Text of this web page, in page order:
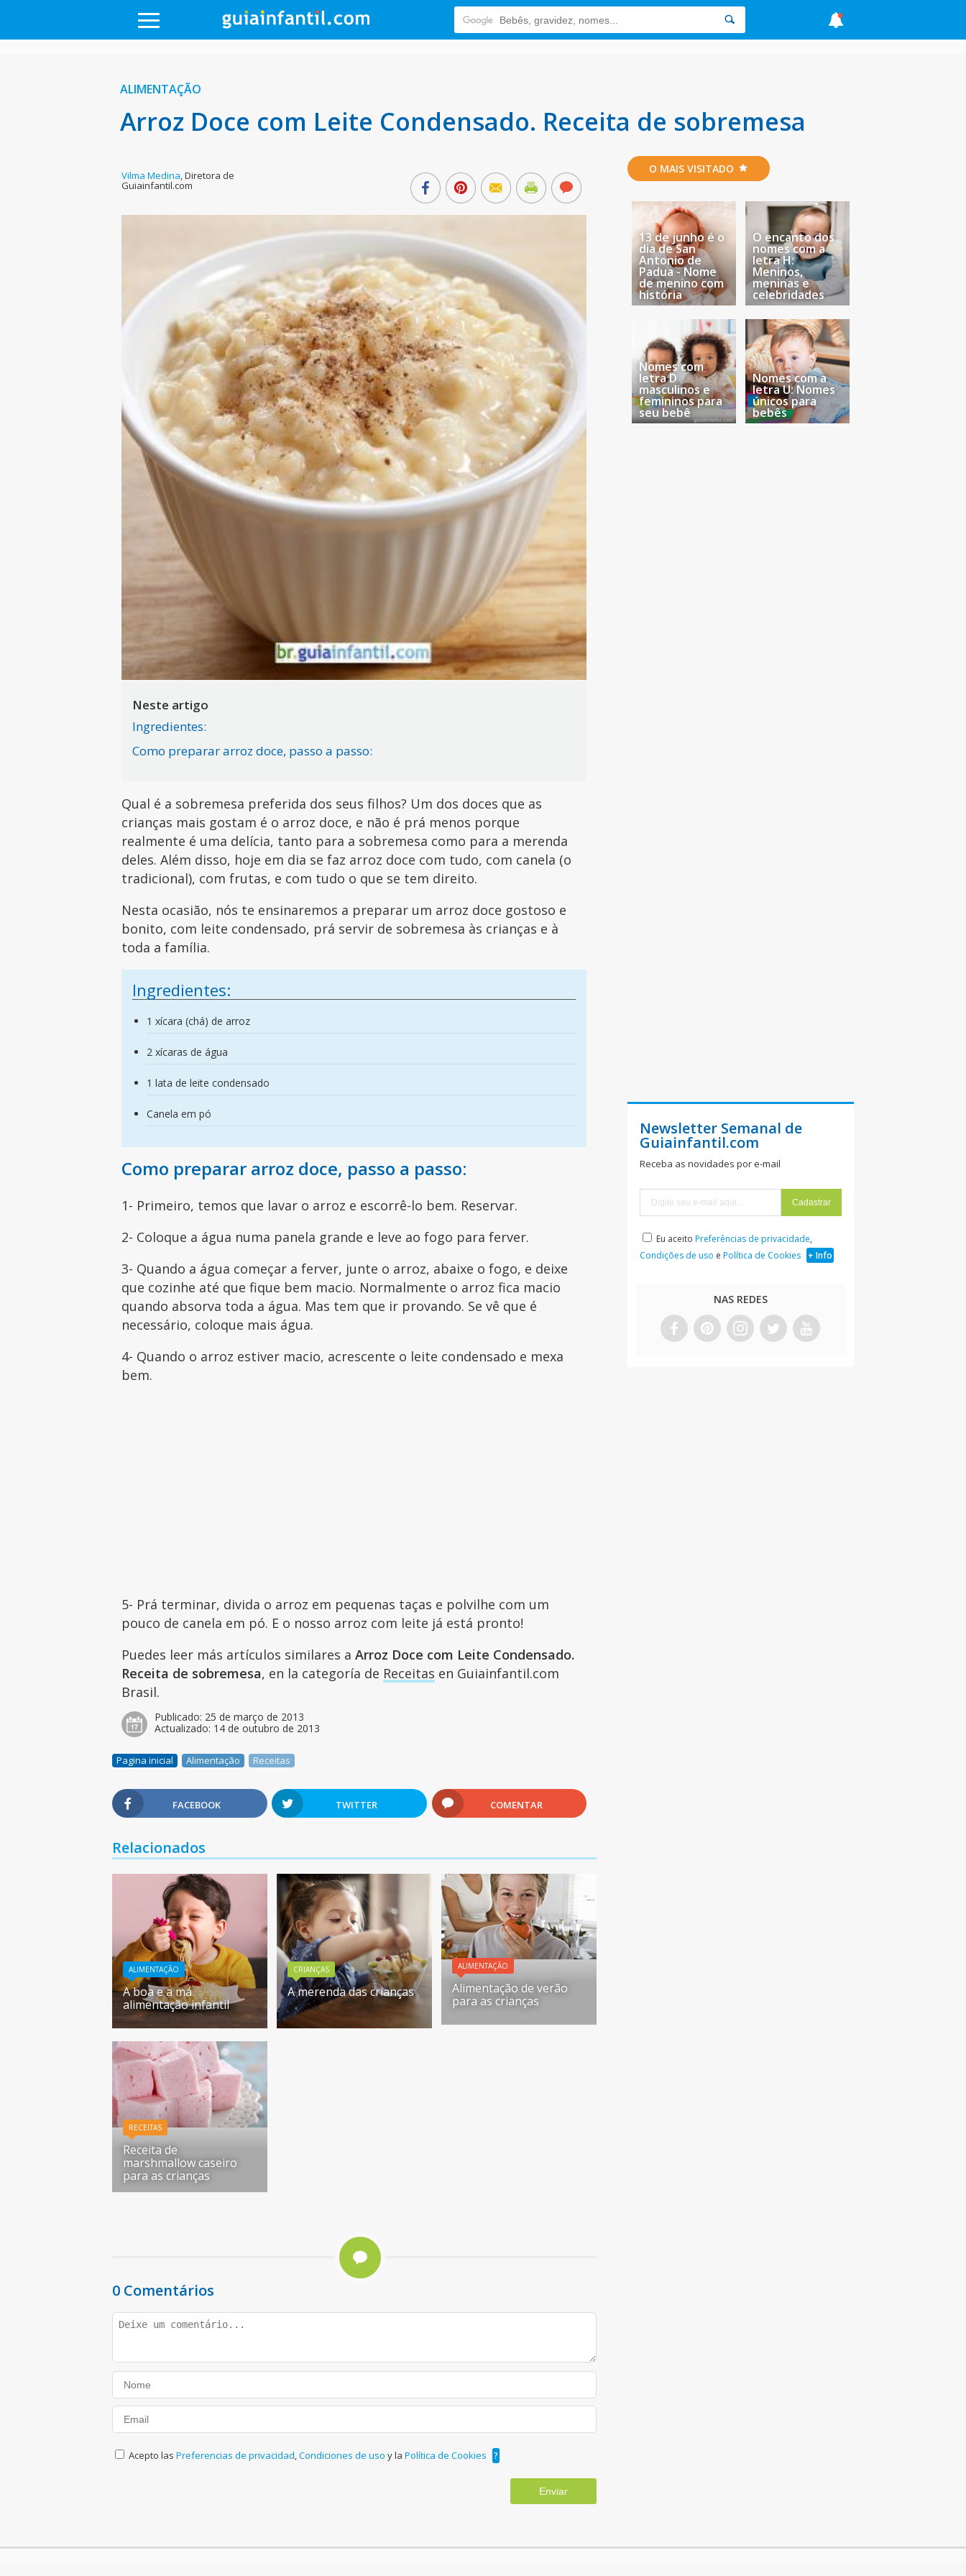
ALIMENTAÇÃO
Arroz Doce com Leite Condensado. Receita de sobremesa
Vilma Medina,Diretora de
Guiainfantil.com
Neste artigo
Ingredientes:
Como preparar arroz doce, passo a passo:
Qual é a sobremesa preferida dos seus filhos? Um dos doces que as
crianças mais gostam é o arroz doce, e não é prá menos porque
realmente é uma delícia, tanto para a sobremesa como para a merenda
deles. Além disso, hoje em dia se faz arroz doce com tudo, com canela (o
tradicional), com frutas, e com tudo o que se tem direito.
Nesta ocasião, nós te ensinaremos a preparar um arroz doce gostoso e
bonito, com leite condensado, prá servir de sobremesa às crianças e à
toda a família.
Ingredientes:
1 xícara (chá) de arroz
2 xícaras de água
1 lata de leite condensado
Canela em pó
Como preparar arroz doce, passo a passo:
1- Primeiro, temos que lavar o arroz e escorrê-lo bem. Reservar.
2- Coloque a água numa panela grande e leve ao fogo para ferver.
3- Quando a água começar a ferver, junte o arroz, abaixe o fogo, e deixe
que cozinhe até que fique bem macio. Normalmente o arroz fica macio
quando absorva toda a água. Mas tem que ir provando. Se vê que é
necessário, coloque mais água.
4- Quando o arroz estiver macio, acrescente o leite condensado e mexa
bem.
5- Prá terminar, divida o arroz em pequenas taças e polvilhe com um
pouco de canela em pó. E o nosso arroz com leite já está pronto!
Puedes leer más artículos similares aArroz Doce com Leite Condensado.
Receita de sobremesa, en la categoría de Receitas en Guiainfantil.com
Brasil.
Publicado: 25 de março de 2013
Actualizado: 14 de outubro de 2013
Pagina inicial Alimentação Receitas
FACEBOOK TWITTER COMENTAR
Relacionados
ALIMENTAÇÃO
A boa e a má
alimentação infantil
CRIANÇAS
A merenda das crianças
ALIMENTAÇÃO
Alimentação de verão
para as crianças
RECEITAS
Receita de
marshmallow caseiro
para as crianças
0 Comentários
Acepto las Preferencias de privacidad Condiciones de uso y la Política de Cookies ?
Enviar
O MAIS VISITADO
13 de junho é o
dia de San
Antonio de
Padua - Nome
de menino com
história
O encanto dos
nomes com a
letra H:
Meninos,
meninas e
celebridades
Nomes com
letra D
masculinos e
femininos para
seu bebê
Nomes com a
letra U: Nomes
únicos para
bebês
Newsletter Semanal de
Guiainfantil.com
Receba as novidades por e-mail
Eu aceito Preferências de privacidade,
Condições de uso e Política de Cookies + Info
NAS REDES